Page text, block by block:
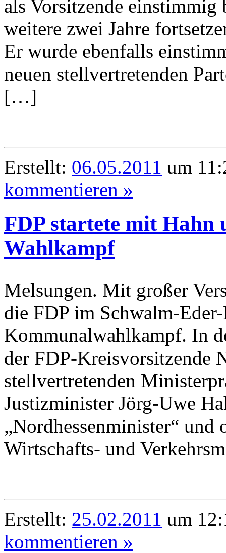
als Vorsitzende
weitere zwei Jahre
Er wurde ebenfalls
neuen stellvertretenden
[…]
Erstellt: 06.05.2011 um
kommentieren »
FDP startete mit Hahn
Wahlkampf
Melsungen. Mit großer
die FDP im Schwalm-
Kommunalwahlkampf. In
der FDP-Kreisvorsitzende
stellvertretenden
Justizminister Jörg-Uwe
„Nordhessenminister“ und
Wirtschafts- und
Erstellt: 25.02.2011 um
kommentieren »